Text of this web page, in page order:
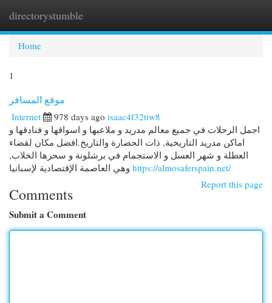
directorystumble
Home
1
موقع المسافر
Internet 978 days ago isaac4f32tiw8
اجمل الرحلات في جميع معالم مدريد و ملاعبها و اسواقها و فنادقها و
اماكن مدريد التاريخية, ذات الحضارة والتاريخ.افضل مكان لقضاء
العطلة و شهر العسل و الاستجمام في برشلونة و سحرها الخلاب,
https://almosaferspain.net/
Report this page
Comments
Submit a Comment